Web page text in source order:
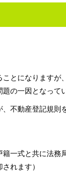
とになりますが
の一因となって
不動産登記規則
一式と共に法務
れます）